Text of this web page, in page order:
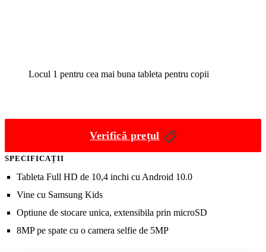
SPECIFICAȚII
Tableta Full HD de 10,4 inchi cu Android 10.0
Vine cu Samsung Kids
Optiune de stocare unica, extensibila prin microSD
8MP pe spate cu o camera selfie de 5MP
Locul 1 pentru cea mai buna tableta pentru copii
Verifică prețul